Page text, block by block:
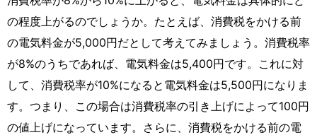
の程度上がるのでしょうか。たとえば、消費税をかける前
の電気料金が5,000円だとして考えてみましょう。消費税率
が8%のうちであれば、電気料金は5,400円です。これに対
して、消費税率が10%になると電気料金は5,500円になりま
す。つまり、この場合は消費税率の引き上げによって100円
の値上げになっています。さらに、消費税をかける前の電